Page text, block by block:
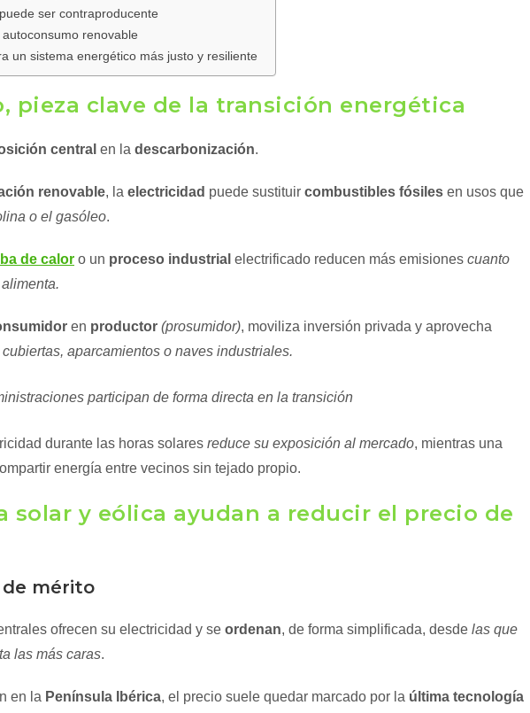
ser contraproducente
renovable
un sistema energético más justo y resiliente
pieza clave de la transición energética
central en la descarbonización.
renovable, la electricidad puede sustituir combustibles fósiles en usos que
o el gasóleo.
de calor o un proceso industrial electrificado reducen más emisiones cuanto
en productor (prosumidor), moviliza inversión privada y aprovecha
cubiertas, aparcamientos o naves industriales.
participan de forma directa en la transición
durante las horas solares reduce su exposición al mercado, mientras una
energía entre vecinos sin tejado propio.
solar y eólica ayudan a reducir el precio de
de mérito
ofrecen su electricidad y se ordenan, de forma simplificada, desde las que
las más caras.
en la Península Ibérica, el precio suele quedar marcado por la última tecnología